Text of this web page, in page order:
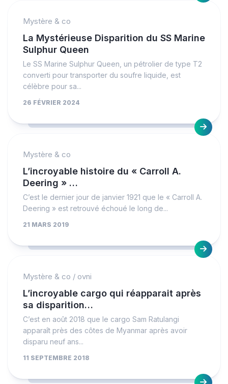
Mystère & co
La Mystérieuse Disparition du SS Marine
Sulphur Queen
Le SS Marine Sulphur Queen, un pétrolier de type T2
converti pour transporter du soufre liquide, est
célèbre pour sa...
26 FÉVRIER 2024
Mystère & co
L’incroyable histoire du « Carroll A.
Deering » …
C’est le dernier jour de janvier 1921 que le « Carroll A.
Deering » est retrouvé échoué le long de...
21 MARS 2019
Mystère & co / ovni
L’incroyable cargo qui réapparait après
sa disparition…
C’est en août 2018 que le cargo Sam Ratulangi
apparaît près des côtes de Myanmar après avoir
disparu neuf ans...
11 SEPTEMBRE 2018